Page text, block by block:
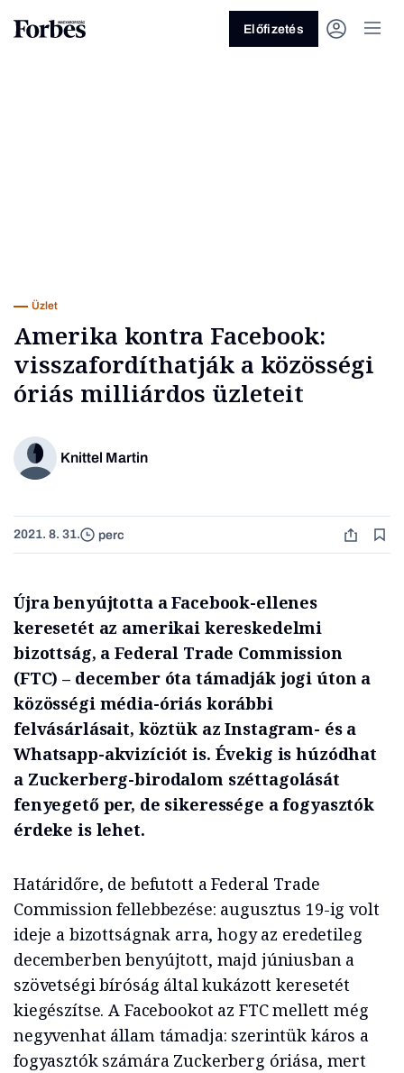
Előfizetés
Üzlet
Amerika kontra Facebook:
visszafordíthatják a közösségi
óriás milliárdos üzleteit
Knittel Martin
2021. 8. 31. perc
Újra benyújtotta a Facebook-ellenes
keresetét az amerikai kereskedelmi
bizottság, a Federal Trade Commission
(FTC) – december óta támadják jogi úton a
közösségi média-óriás korábbi
felvásárlásait, köztük az Instagram- és a
Whatsapp-akvizíciót is. Évekig is húzódhat
a Zuckerberg-birodalom széttagolását
fenyegető per, de sikeressége a fogyasztók
érdeke is lehet.
Határidőre, de befutott a Federal Trade
Commission fellebbezése: augusztus 19-ig volt
ideje a bizottságnak arra, hogy az eredetileg
decemberben benyújtott, majd júniusban a
szövetségi bíróság által kukázott keresetét
kiegészítse. A Facebookot az FTC mellett még
negyvenhat állam támadja: szerintük káros a
fogyasztók számára Zuckerberg óriása, mert